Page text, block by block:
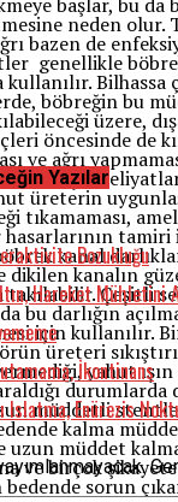
neden olur.
bazen de
genellikle
Bilhassa
böbreğin bu
üzere,
öncesinde de
ve ağrı
sık taş
üreterin
tıkamaması,
tamiri
kanal
dikilen kanalın
takılabilir. Çeşitli
bu darlığın
için kullanılır.
üreteri
yahut
müddetli
kalma
müddet
ve birçok
sorun
Yazılar
Bozukluğu
Hareket Mühletini
İkontinans
Islatma, Enürezis